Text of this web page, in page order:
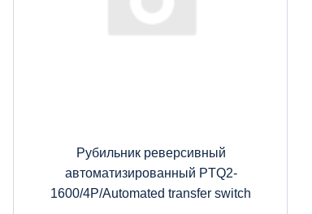
Рубильник реверсивный
автоматизированный PTQ2-
1600/4P/Automated transfer switch